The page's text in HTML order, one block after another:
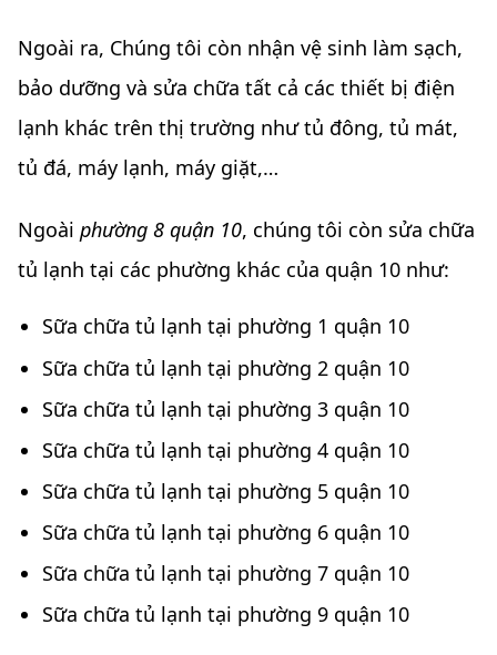
Ngoài ra, Chúng tôi còn nhận vệ sinh làm sạch,
bảo dưỡng và sửa chữa tất cả các thiết bị điện
lạnh khác trên thị trường như tủ đông, tủ mát,
tủ đá, máy lạnh, máy giặt,…
Ngoài phường 8 quận 10, chúng tôi còn sửa chữa
tủ lạnh tại các phường khác của quận 10 như:
Sữa chữa tủ lạnh tại phường 1 quận 10
Sữa chữa tủ lạnh tại phường 2 quận 10
Sữa chữa tủ lạnh tại phường 3 quận 10
Sữa chữa tủ lạnh tại phường 4 quận 10
Sữa chữa tủ lạnh tại phường 5 quận 10
Sữa chữa tủ lạnh tại phường 6 quận 10
Sữa chữa tủ lạnh tại phường 7 quận 10
Sữa chữa tủ lạnh tại phường 9 quận 10